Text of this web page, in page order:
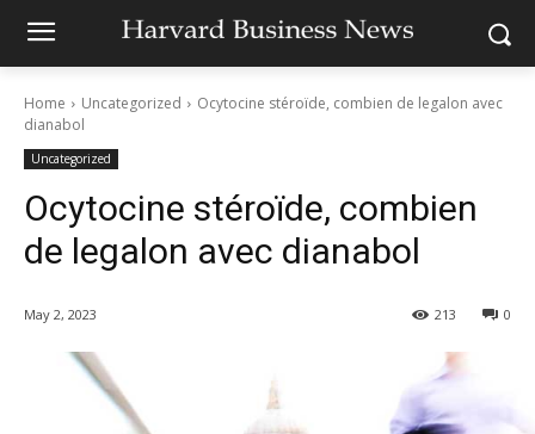
Home Uncategorized
Ocytocine stéroïde, combien de legalon avec
dianabol
Uncategorized
Ocytocine stéroïde, combien
de legalon avec dianabol
May 2, 2023 0
213